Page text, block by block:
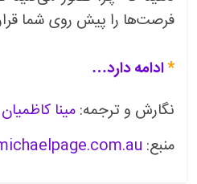
فرصت‌ها را پیش روی شما
*ادامه دارد…
نگارش و ترجمه:مینا کاظمیان
منبع: